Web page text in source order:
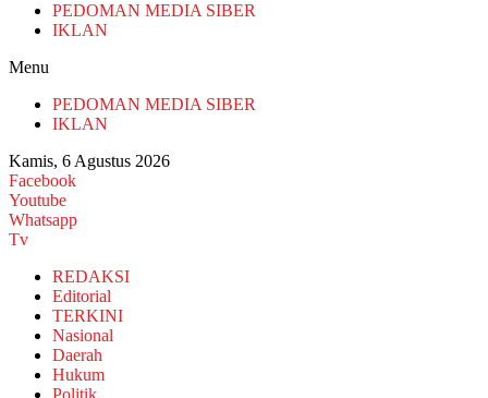
PEDOMAN MEDIA SIBER
IKLAN
Menu
PEDOMAN MEDIA SIBER
IKLAN
Kamis, 6 Agustus 2026
Facebook
Youtube
Whatsapp
Tv
REDAKSI
Editorial
TERKINI
Nasional
Daerah
Hukum
Politik